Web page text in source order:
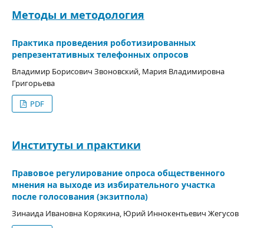
Методы и методология
Практика проведения роботизированных
репрезентативных телефонных опросов
Владимир Борисович Звоновский, Мария Владимировна
Григорьева
PDF
Институты и практики
Правовое регулирование опроса общественного
мнения на выходе из избирательного участка
после голосования (экзитпола)
Зинаида Ивановна Корякина, Юрий Иннокентьевич Жегусов